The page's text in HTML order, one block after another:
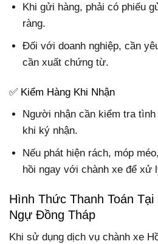
Khi gửi hàng, phải có phiếu
ràng.
Đối với doanh nghiệp, cần
cần xuất chứng từ.
✅ Kiểm Hàng Khi Nhận
Người nhận cần kiểm tra
khi ký nhận.
Nếu phát hiện rách, móp
hồi ngay với chành xe để xử
Hình Thức Thanh Toán Tại
Ngự Đồng Tháp
Khi sử dụng dịch vụ chành xe